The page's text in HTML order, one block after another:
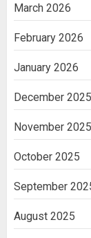
March 2026
February 2026
January 2026
December 2025
November 2025
October 2025
September
August 2025